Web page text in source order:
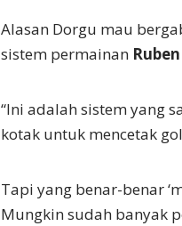
Alasan Dorgu mau
sistem permainan
“Ini adalah sistem yang
kotak untuk mencetak
Tapi yang benar-benar
Mungkin sudah banyak